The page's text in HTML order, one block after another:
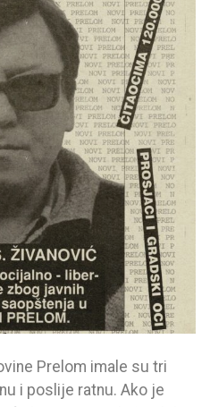
Prelom imale su tri
i poslije ratnu. Ako je